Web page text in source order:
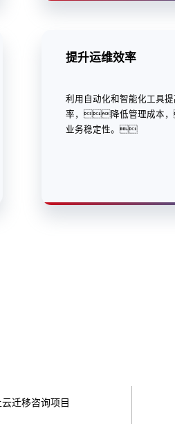
提升运维效率
利用自动化和智能化工具
率，降低管理成本
业务稳定性。
迁移咨询项目